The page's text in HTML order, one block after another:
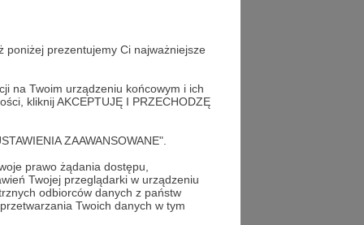
poniżej prezentujemy Ci najważniejsze
na Twoim urządzeniu końcowym i ich
kliknij AKCEPTUJĘ I PRZECHODZĘ
ZAAWANSOWANE".
prawo żądania dostępu,
Twojej przeglądarki w urządzeniu
odbiorców danych z państw
Twoich danych w tym